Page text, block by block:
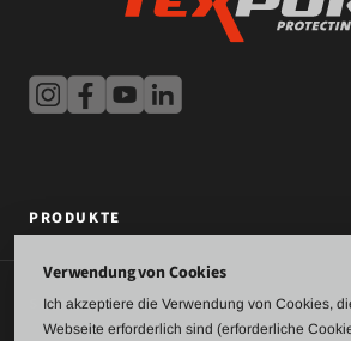
PRODUKTE
SERVICE
Verwendung von Cookies
Ich akzeptiere die Verwendung von Cookies,
Webseite erforderlich sind (erforderliche